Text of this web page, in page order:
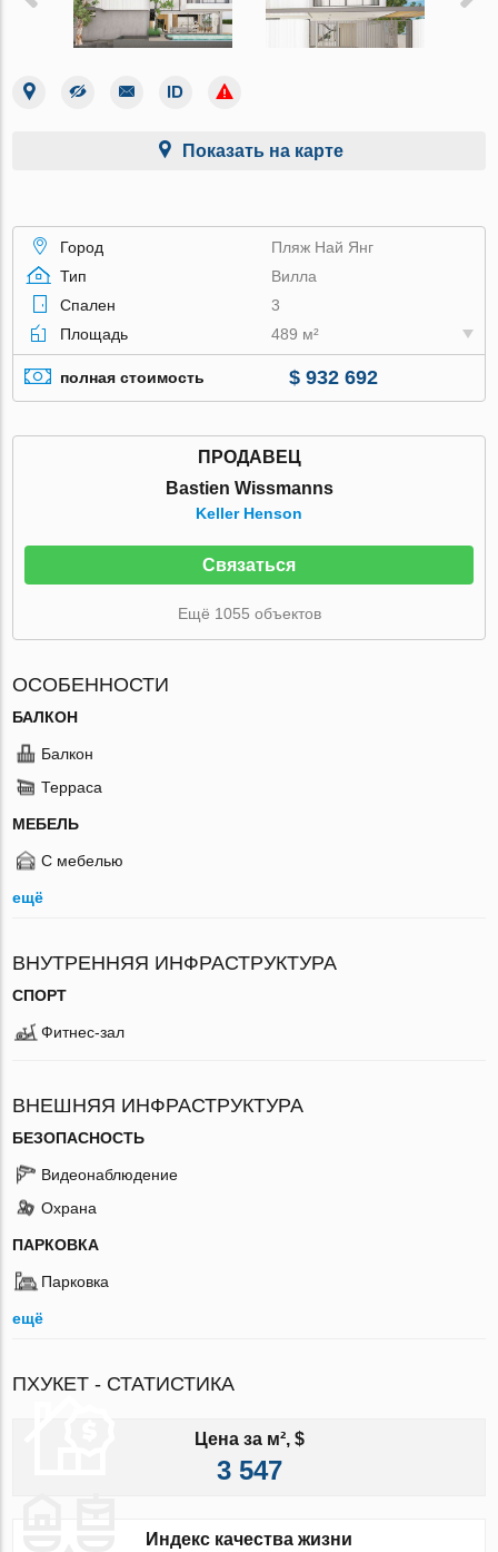
Показать на карте
Город
Пляж Най Янг
Тип
Вилла
Спален
3
Площадь
489 м²
полная стоимость $ 932 692
ПРОДАВЕЦ
Bastien Wissmanns
Keller Henson
Связаться
Ещё 1055 объектов
ОСОБЕННОСТИ
БАЛКОН
Балкон
Терраса
МЕБЕЛЬ
С мебелью
ещё
ВНУТРЕННЯЯ ИНФРАСТРУКТУРА
СПОРТ
Фитнес-зал
ВНЕШНЯЯ ИНФРАСТРУКТУРА
БЕЗОПАСНОСТЬ
Видеонаблюдение
Охрана
ПАРКОВКА
Парковка
ещё
ПХУКЕТ - СТАТИСТИКА
Цена за м², $
3 547
Индекс качества жизни